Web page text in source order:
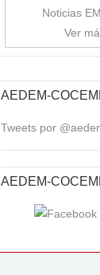
Noticias
Ver
AEDEM-
Tweets por
AEDEM-